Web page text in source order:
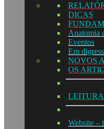
DICAS
Anatomia
Eventos
Em
NOVOS
OS
Website –